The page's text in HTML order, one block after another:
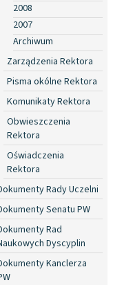
2008
2007
Archiwum
Zarządzenia Rektora
Pisma okólne Rektora
Komunikaty Rektora
Obwieszczenia
Rektora
Oświadczenia
Rektora
Rady Uczelni
Senatu PW
Rad
Dyscyplin
Kanclerza